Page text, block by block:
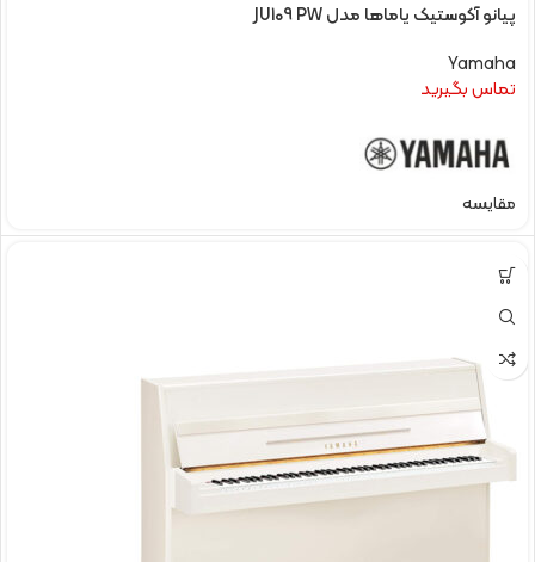
پیانو آکوستیک یاماها مدل JU109 PW
Yamaha
تماس بگیرید
مقایسه